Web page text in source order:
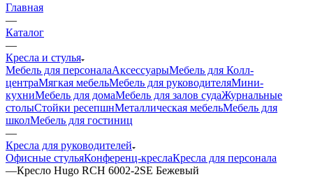
Главная
—
Каталог
—
Кресла и стулья
Мебель для персоналаАксессуарыМебель для Колл-
центраМягкая мебельМебель для руководителяМини-
кухниМебель для домаМебель для залов судаЖурнальные
столыСтойки ресепшнМеталлическая мебельМебель для
школМебель для гостиниц
—
Кресла для руководителей
Офисные стульяКонференц-креслаКресла для персонала
—Кресло Hugo RCH 6002-2SE Бежевый